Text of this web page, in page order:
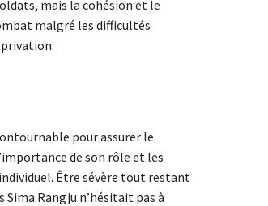
mais la cohésion et le
malgré les difficultés
pour assurer le
de son rôle et les
Être sévère tout restant
Rangju n’hésitait pas à